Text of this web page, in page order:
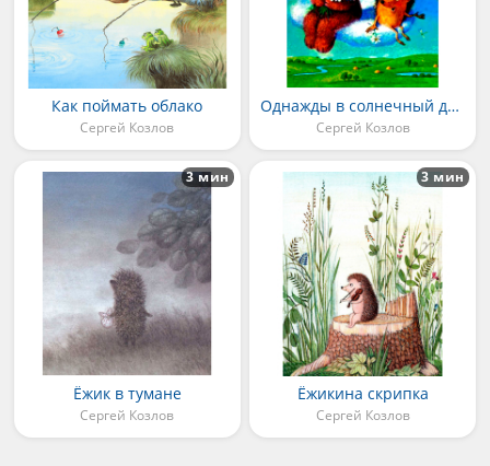
Как поймать облако
Сергей Козлов
Однажды в солнечный день
Сергей Козлов
Ёжик в тумане
Сергей Козлов
3 мин
Ёжикина скрипка
Сергей Козлов
3 мин